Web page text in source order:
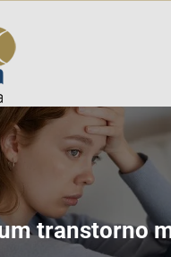
transtorno